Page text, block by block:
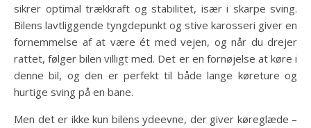
sikrer optimal trækkraft og stabilitet, især i skarpe sving.
Bilens lavtliggende tyngdepunkt og stive karosseri giver en
fornemmelse af at være ét med vejen, og når du drejer
rattet, følger bilen villigt med. Det er en fornøjelse at køre i
denne bil, og den er perfekt til både lange køreture og
hurtige sving på en bane.
Men det er ikke kun bilens ydeevne, der giver køreglæde –